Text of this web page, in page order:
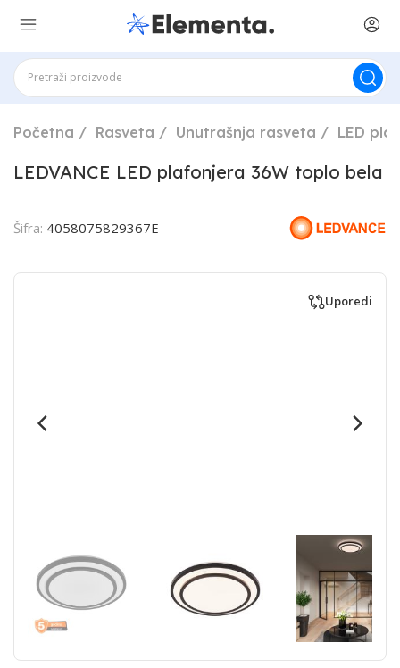
Početna Rasveta Unutrašnja rasveta LED
LEDVANCE LED plafonjera 36W toplo bela
Šifra: 4058075829367E
Uporedi